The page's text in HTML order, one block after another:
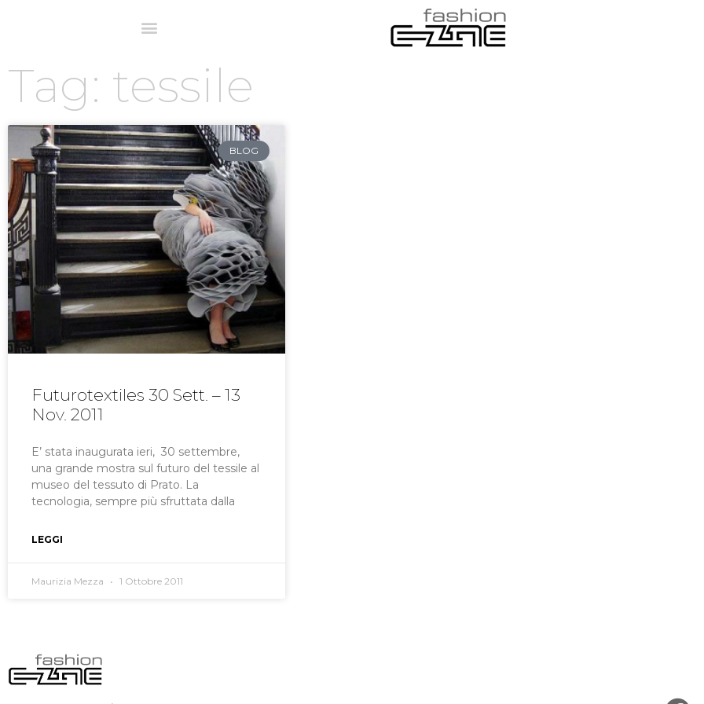
Tag: tessile
BLOG
Futurotextiles 30 Sett. – 13
Nov. 2011
E’ stata inaugurata ieri, 30 settembre,
una grande mostra sul futuro del tessile al
museo del tessuto di Prato. La
tecnologia, sempre più sfruttata dalla
LEGGI
Maurizia Mezza 1 Ottobre 2011